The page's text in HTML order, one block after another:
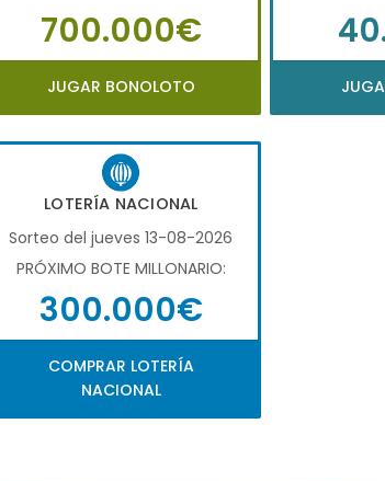
700.000€
JUGAR BONOLOTO
LOTERÍA NACIONAL
Sorteo del jueves 13-08-2026
PRÓXIMO BOTE MILLONARIO:
300.000€
COMPRAR LOTERÍA
NACIONAL